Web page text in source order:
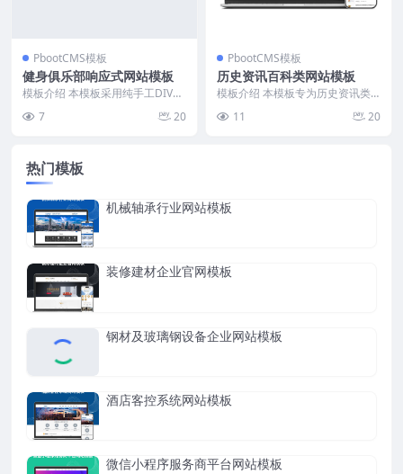
PbootCMS模板
健身俱乐部响应式网站模板
模板介绍 本模板采用纯手工DIV+C
快。整体风格...
7 20
PbootCMS模板
历史资讯百科类网站模板
模板介绍 本模板专为历史资讯类
力强。首页布局突出历...
11 20
热门模板
机械轴承行业网站模板
装修建材企业官网模板
钢材及玻璃钢设备企业网站模板
酒店客控系统网站模板
微信小程序服务商平台网站模板